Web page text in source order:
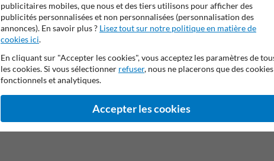
publicitaires mobiles, que nous et des tiers utilisons pour afficher des
publicités personnalisées et non personnalisées (personnalisation des
annonces). En savoir plus ? Lisez tout sur notre politique en matière de
cookies ici.
En cliquant sur "Accepter les cookies", vous acceptez les paramètres de
les cookies. Si vous sélectionner refuser, nous ne placerons que des cookies
fonctionnels et analytiques.
Accepter les cookies